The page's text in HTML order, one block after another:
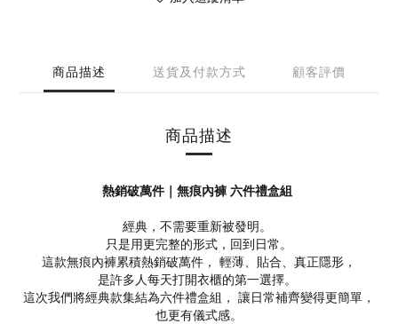
商品描述 送貨及付款方式 顧客評價
商品描述
熱銷破萬件｜無痕內褲 六件禮盒組
經典，不需要重新被發明。
只是用更完整的形式，回到日常。
這款無痕內褲累積熱銷破萬件， 輕薄、貼合、真正隱形，
是許多人每天打開衣櫃的第一選擇。
這次我們將經典款集結為六件禮盒組， 讓日常補齊變得更簡單，
也更有儀式感。